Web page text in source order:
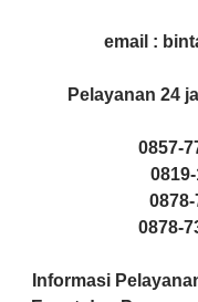
email :
Pelayanan 24
0857-
0878-
0878-
Informasi